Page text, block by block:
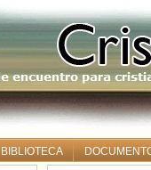
BIBLIOTECA